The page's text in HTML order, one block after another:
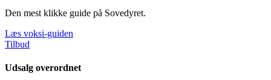
Den mest klikke guide på Sovedyret.
Læs voksi-guiden
Tilbud
Udsalg overordnet